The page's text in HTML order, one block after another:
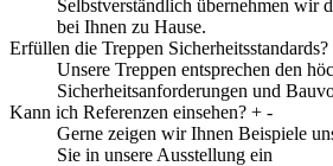
Selbstverständlich übernehmen wir
bei Ihnen zu Hause.
Erfüllen die Treppen Sicherheitsstandards?
Unsere Treppen entsprechen den
Sicherheitsanforderungen und
Kann ich Referenzen einsehen? + -
Gerne zeigen wir Ihnen Beispiele
Sie in unsere Ausstellung ein